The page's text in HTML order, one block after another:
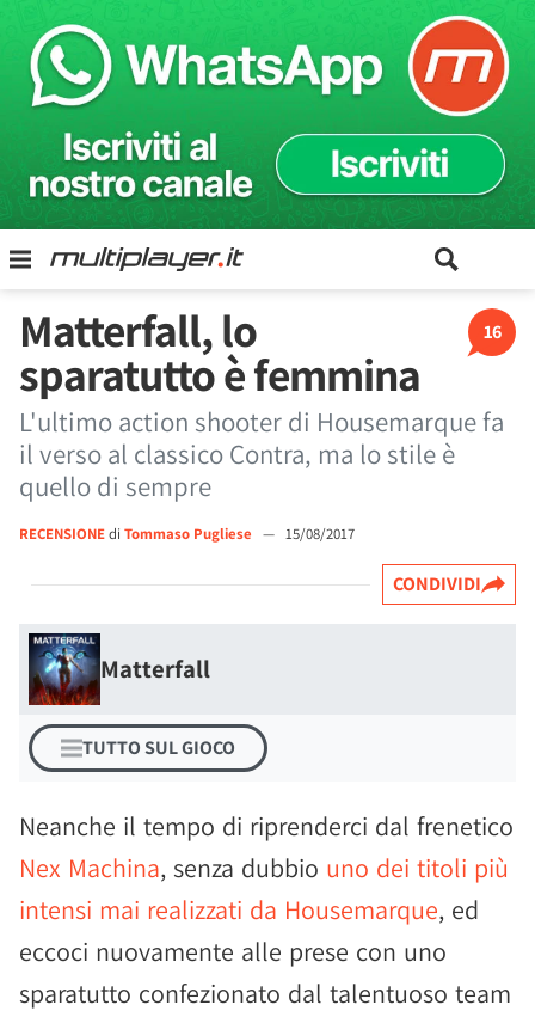
16
Matterfall, lo
sparatutto è femmina
L'ultimo action shooter di Housemarque fa
il verso al classico Contra, ma lo stile è
quello di sempre
RECENSIONEdi Tommaso Pugliese — 15/08/2017
CONDIVIDI
Matterfall
TUTTO SUL GIOCO
Neanche il tempo di riprenderci dal frenetico
Nex Machina, senza dubbio uno dei titoli più
intensi mai realizzati da Housemarque, ed
eccoci nuovamente alle prese con uno
sparatutto confezionato dal talentuoso team